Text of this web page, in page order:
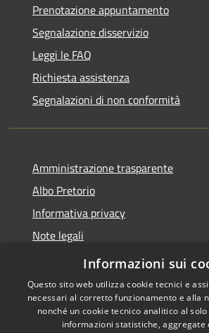
Prenotazione appuntamento
Segnalazione disservizio
Leggi le FAQ
Richiesta assistenza
Segnalazioni di non conformità
Amministrazione trasparente
Albo Pretorio
Informativa privacy
Note legali
Dichiarazione di accessibilità
Informazioni sui
Questo sito web utilizza cookie tecnici e
necessari al corretto funzionamento e alla
nonché un cookie tecnico analitico al
informazioni statistiche, aggregate